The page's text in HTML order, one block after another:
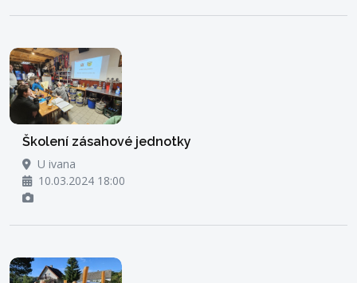
Školení zásahové jednotky
U ivana
10.03.2024 18:00